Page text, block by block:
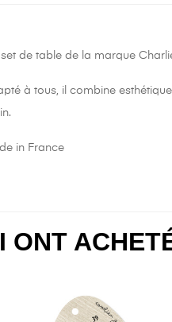
de table de la marque
à tous, il combine
in France
ONT